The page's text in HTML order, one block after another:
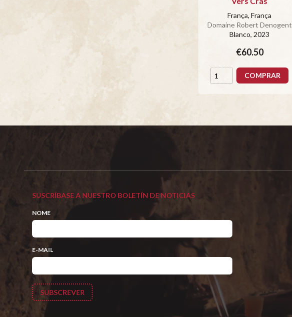
França, França
Domaine Robert Denogent
Blanco, 2023
€60.50
COMPRAR
SUSCRÍBASE A NUESTRO BOLETÍN DE NOTICIAS
NOME
E-MAIL